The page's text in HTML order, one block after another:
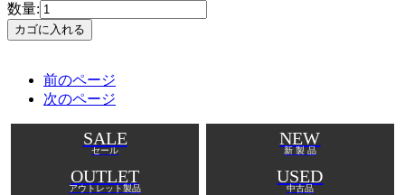
数量:
前のページ
次のページ
SALE
セール
NEW
新 製 品
OUTLET
アウトレット製品
USED
中古品